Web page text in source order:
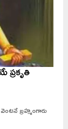
బ్రహ్మంగారు